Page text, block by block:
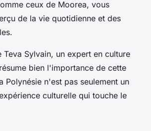
ceux de Moorea, vous
de la vie quotidienne et des
Teva Sylvain, un expert en culture
bien l'importance de cette
Polynésie n'est pas seulement un
culturelle qui touche le